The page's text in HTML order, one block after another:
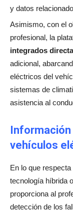
y datos
Asimismo, con el
profesional, la
integrados
adicional,
eléctricos del
sistemas de
asistencia al
Información
vehículos
En lo que
tecnología híbrida
proporciona al
detección de los